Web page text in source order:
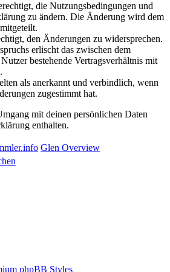
die Nutzungsbedingungen und
zu ändern. Die Änderung wird dem
den Änderungen zu widersprechen.
erlischt das zwischen dem
bestehende Vertragsverhältnis mit
als anerkannt und verbindlich, wenn
zugestimmt hat.
mit deinen persönlichen Daten
enthalten.
Glen Overview
phpBB Styles